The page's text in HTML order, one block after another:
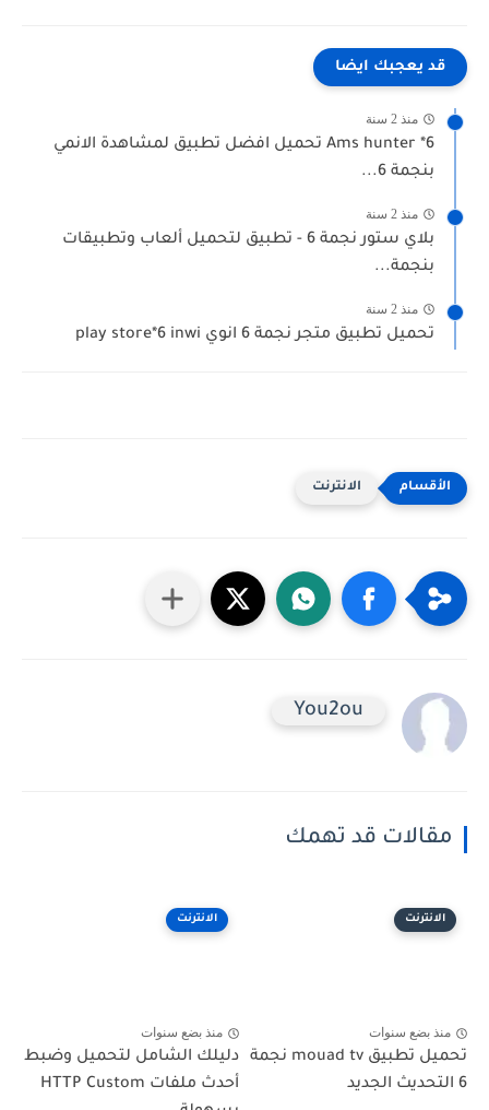
قد يعجبك ايضا
منذ 2 سنة
Ams hunter *6 تحميل افضل تطبيق لمشاهدة الانمي
بنجمة 6...
منذ 2 سنة
بلاي ستور نجمة 6 - تطبيق لتحميل ألعاب وتطبيقات
بنجمة...
منذ 2 سنة
تحميل تطبيق متجر نجمة 6 انوي play store*6 inwi
الانترنت
You2ou
مقالات قد تهمك
الانترنت
منذ بضع سنوات
تحميل تطبيق mouad tv نجمة
6 التحديث الجديد
الانترنت
منذ بضع سنوات
دليلك الشامل لتحميل وضبط
أحدث ملفات HTTP Custom